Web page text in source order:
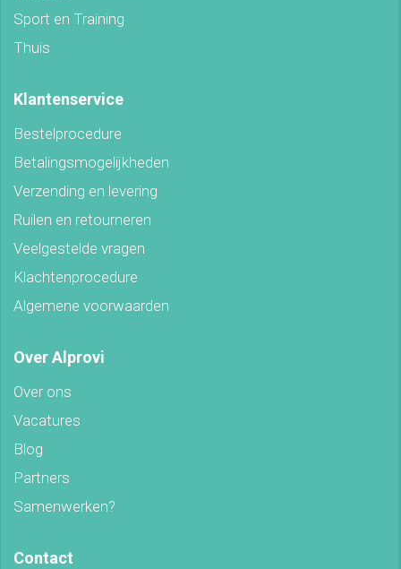
Sport en Training
Thuis
Klantenservice
Bestelprocedure
Betalingsmogelijkheden
Verzending en levering
Ruilen en retourneren
Veelgestelde vragen
Klachtenprocedure
Algemene voorwaarden
Over Alprovi
Over ons
Vacatures
Blog
Partners
Samenwerken?
Contact